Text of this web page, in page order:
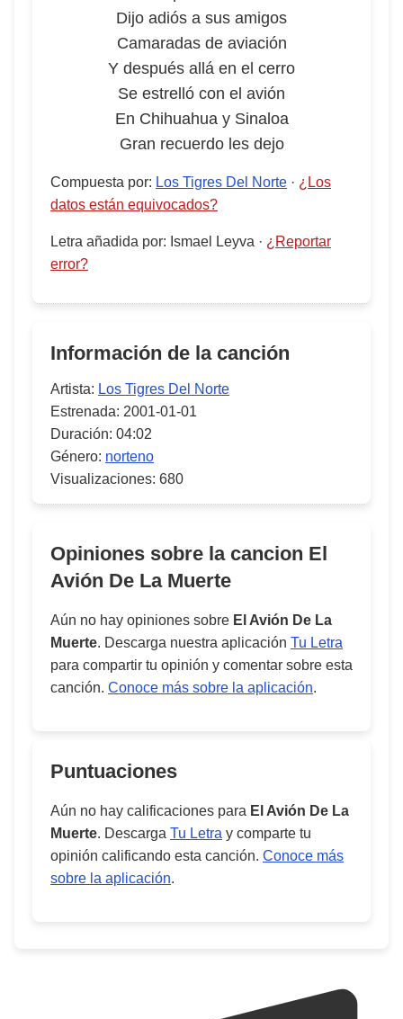
Dijo adiós a sus amigos
Camaradas de aviación
Y después allá en el cerro
Se estrelló con el avión
En Chihuahua y Sinaloa
Gran recuerdo les dejo
Compuesta por: Los Tigres Del Norte · ¿Los
datos están equivocados?
Letra añadida por: Ismael Leyva · ¿Reportar
error?
Información de la canción
Artista: Los Tigres Del Norte
Estrenada: 2001-01-01
Duración: 04:02
Género: norteno
Visualizaciones: 680
Opiniones sobre la cancion El
Avión De La Muerte
Aún no hay opiniones sobre El Avión De La
Muerte. Descarga nuestra aplicación Tu Letra
para compartir tu opinión y comentar sobre esta
canción. Conoce más sobre la aplicación.
Puntuaciones
Aún no hay calificaciones para El Avión De La
Muerte. Descarga Tu Letra y comparte tu
opinión calificando esta canción. Conoce más
sobre la aplicación.